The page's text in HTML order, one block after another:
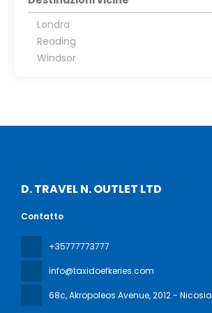
Londra
Reading
Windsor
D. TRAVEL N. OUTLET LTD
Contatto
+35777773777
info@taxidoefkeries.com
68c, Akropoleos Avenue, 2012 - Nicosia